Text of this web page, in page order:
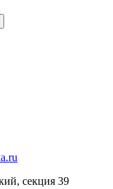
секция 39